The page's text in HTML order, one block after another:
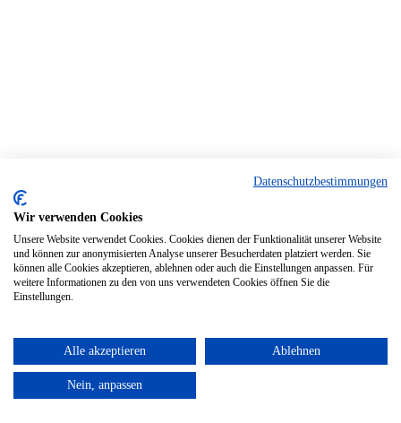
Datenschutzbestimmungen
Wir verwenden Cookies
Unsere Website verwendet Cookies. Cookies dienen der Funktionalität unserer Website
und können zur anonymisierten Analyse unserer Besucherdaten platziert werden. Sie
können alle Cookies akzeptieren, ablehnen oder auch die Einstellungen anpassen. Für
weitere Informationen zu den von uns verwendeten Cookies öffnen Sie die
Einstellungen.
Alle akzeptieren Ablehnen
Nein, anpassen